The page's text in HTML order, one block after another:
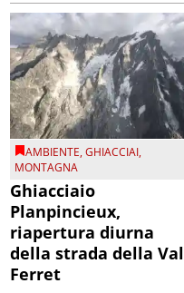
AMBIENTE,GHIACCIAI,
MONTAGNA
Ghiacciaio
Planpincieux,
riapertura diurna
della strada della Val
Ferret